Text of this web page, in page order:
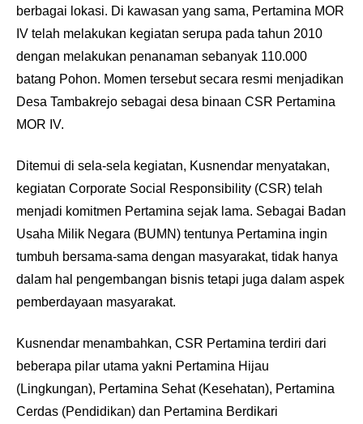
berbagai lokasi. Di kawasan yang sama, Pertamina MOR
IV telah melakukan kegiatan serupa pada tahun 2010
dengan melakukan penanaman sebanyak 110.000
batang Pohon. Momen tersebut secara resmi menjadikan
Desa Tambakrejo sebagai desa binaan CSR Pertamina
MOR IV.
Ditemui di sela-sela kegiatan, Kusnendar menyatakan,
kegiatan Corporate Social Responsibility (CSR) telah
menjadi komitmen Pertamina sejak lama. Sebagai Badan
Usaha Milik Negara (BUMN) tentunya Pertamina ingin
tumbuh bersama-sama dengan masyarakat, tidak hanya
dalam hal pengembangan bisnis tetapi juga dalam aspek
pemberdayaan masyarakat.
Kusnendar menambahkan, CSR Pertamina terdiri dari
beberapa pilar utama yakni Pertamina Hijau
(Lingkungan), Pertamina Sehat (Kesehatan), Pertamina
Cerdas (Pendidikan) dan Pertamina Berdikari